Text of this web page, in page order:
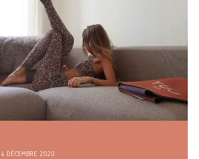
4 DÉCEMBRE 2020